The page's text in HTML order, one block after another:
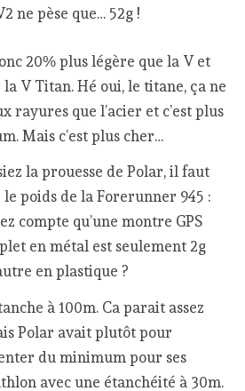
ne pèse que… 52g !
20% plus légère que la V et
V Titan. Hé oui, le titane, ça ne
rayures que l’acier et c’est plus
Mais c’est plus cher…
la prouesse de Polar, il faut
poids de la Forerunner 945 :
compte qu’une montre GPS
en métal est seulement 2g
en plastique ?
à 100m. Ca parait assez
Polar avait plutôt pour
du minimum pour ses
avec une étanchéité à 30m.